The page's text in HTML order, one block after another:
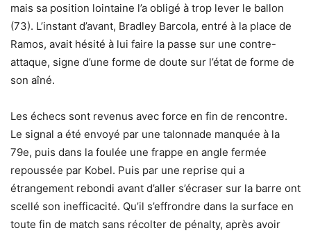
mais sa position lointaine l’a obligé à trop lever le ballon
(73). L’instant d’avant, Bradley Barcola, entré à la place de
Ramos, avait hésité à lui faire la passe sur une contre-
attaque, signe d’une forme de doute sur l’état de forme de
son aîné.
Les échecs sont revenus avec force en fin de rencontre.
Le signal a été envoyé par une talonnade manquée à la
79e, puis dans la foulée une frappe en angle fermée
repoussée par Kobel. Puis par une reprise qui a
étrangement rebondi avant d’aller s’écraser sur la barre ont
scellé son inefficacité. Qu’il s’effrondre dans la surface en
toute fin de match sans récolter de pénalty, après avoir